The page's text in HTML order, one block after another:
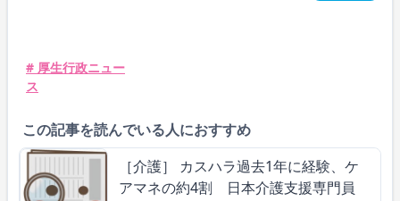
# 厚生行政ニュー
ス
この記事を読んでいる人におすすめ
［介護］ カスハラ過去1年に経験、ケ
アマネの約4割 日本介護支援専門員